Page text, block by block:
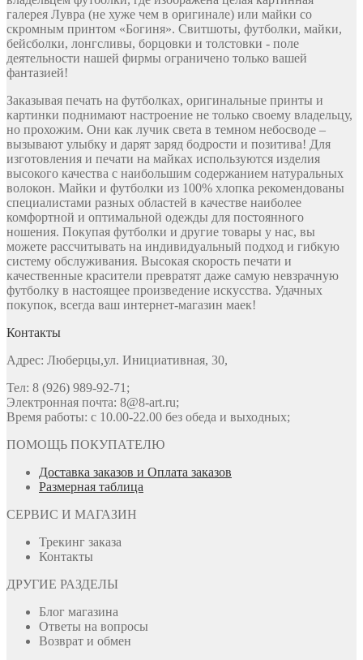
галерея Лувра (не хуже чем в оригинале) или майки со
скромным принтом «Богиня». Свитшоты, футболки, майки,
бейсболки, лонгсливы, борцовки и толстовки - поле
деятельности нашей фирмы ограничено только вашей
фантазией!
Заказывая печать на футболках, оригинальные принты и
картинки поднимают настроение не только своему владельцу,
но прохожим. Они как лучик света в темном небосводе –
вызывают улыбку и дарят заряд бодрости и позитива! Для
изготовления и печати на майках используются изделия
высокого качества с наибольшим содержанием натуральных
волокон. Майки и футболки из 100% хлопка рекомендованы
специалистами разных областей в качестве наиболее
комфортной и оптимальной одежды для постоянного
ношения. Покупая футболки и другие товары у нас, вы
можете рассчитывать на индивидуальный подход и гибкую
систему обслуживания. Высокая скорость печати и
качественные красители превратят даже самую невзрачную
футболку в настоящее произведение искусства. Удачных
покупок, всегда ваш интернет-магазин маек!
Контакты
Адрес: Люберцы,ул. Инициативная, 30,
Тел: 8 (926) 989-92-71;
Электронная почта: 8@8-art.ru;
Время работы: с 10.00-22.00 без обеда и выходных;
ПОМОЩЬ ПОКУПАТЕЛЮ
Доставка заказов и Оплата заказов
Размерная таблица
СЕРВИС И МАГАЗИН
Трекинг заказа
Контакты
ДРУГИЕ РАЗДЕЛЫ
Блог магазина
Ответы на вопросы
Возврат и обмен